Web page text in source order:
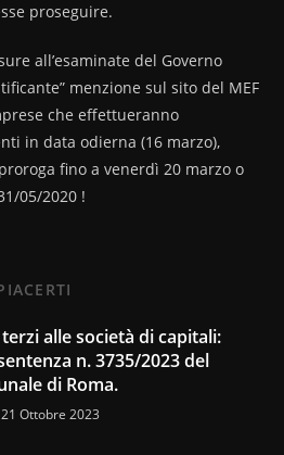
proseguire.
all’esaminate del Governo
menzione sul sito del MEF
che effettueranno
in data odierna (16 marzo),
fino a venerdì 20 marzo o
05/2020 !
alle società di capitali:
n. 3735/2023 del
di Roma.
21 Ottobre 2023